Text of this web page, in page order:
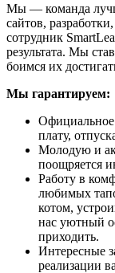
Мы — команда
сайтов,
сотрудник
результата. Мы
боимся их
Мы гарантируем:
Официальное
плату,
Молодую и
поощряется
Работу в
любимых
котом,
нас уютный
приходить.
Интересные
реализации